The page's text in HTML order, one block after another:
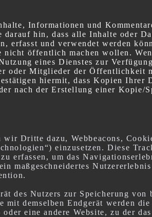
Informationen und
hin, dass alle Inhalte oder
erfasst und verwendet werden
öffentlich machen wollen.
eines Dienstes zur
oder Mitglieder der Öffentlichkeit
hiermit, dass Kopien Ihrer
nach der Erstellung einer Kopie/
Dritte dazu, Webbeacons,
einzusetzen. Diese
erfassen, um das
maßgeschneidertes Nutzererlebnis
des Nutzers zur Speicherung von
mit demselben Endgerät werden
eine andere Website, zu der